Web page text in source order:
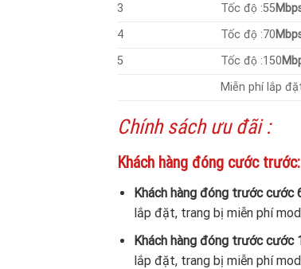
3
Tốc độ :55
4
Tốc độ :70
5
Tốc độ :150
Miễn phí lắp
Chính sách ưu đãi :
Khách hàng đóng cước trước:
Khách hàng đóng trước cước
lắp đặt, trang bị miễn phí
Khách hàng đóng trước cước
lắp đặt, trang bị miễn phí